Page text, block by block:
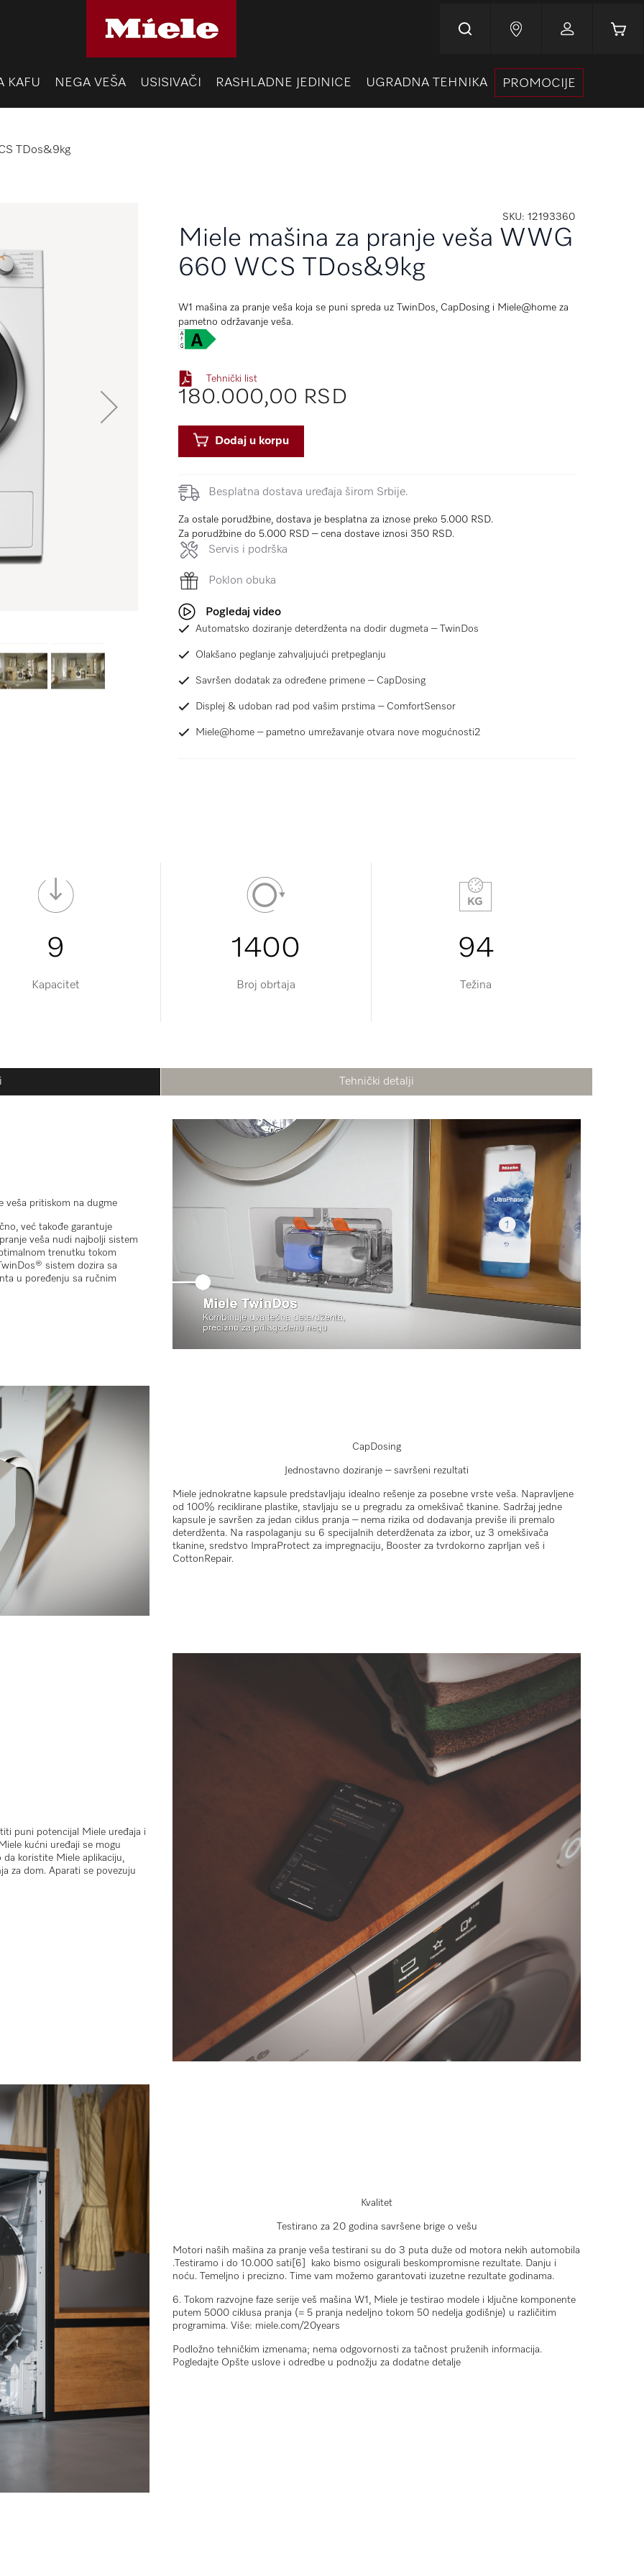
KAFU NEGA VEŠA USISIVAČI RASHLADNE JEDINICE UGRADNA TEHNIKA PROMOCIJE
TDos&9kg
SKU 12193360
Miele mašina za pranje veša WWG
660 WCS TDos&9kg
W1 mašina za pranje veša koja se puni spreda uz TwinDos, CapDosing i Miele@home za
pametno održavanje veša.
Tehnički list
180.000,00 RSD
Dodaj u korpu
Besplatna dostava uređaja širom Srbije.
Za ostale porudžbine, dostava je besplatna za iznose preko 5.000 RSD.
Za porudžbine do 5.000 RSD – cena dostave iznosi 350 RSD.
Servis i podrška
Poklon obuka
Pogledaj video
Automatsko doziranje deterdženta na dodir dugmeta – TwinDos
Olakšano peglanje zahvaljujući pretpeglanju
Savršen dodatak za određene primene – CapDosing
Displej & udoban rad pod vašim prstima – ComfortSensor
Miele@home – pametno umrežavanje otvara nove mogućnosti2
9
Kapacitet
1400
Broj obrtaja
94
Težina
Tehnički detalji
veša pritiskom na dugme
već takođe garantuje
veša nudi najbolji sistem
trenutku tokom
sistem dozira sa
u poređenju sa ručnim
CapDosing
Jednostavno doziranje – savršeni rezultati
Miele jednokratne kapsule predstavljaju idealno rešenje za posebne vrste veša. Napravljene
od 100% reciklirane plastike, stavljaju se u pregradu za omekšivač tkanine. Sadržaj jedne
kapsule je savršen za jedan ciklus pranja – nema rizika od dodavanja previše ili premalo
deterdženta. Na raspolaganju su 6 specijalnih deterdženata za izbor, uz 3 omekšivača
tkanine, sredstvo ImpraProtect za impregnaciju, Booster za tvrdokorno zaprljan veš i
CottonRepair.
puni potencijal Miele uređaja i
kućni uređaji se mogu
koristite Miele aplikaciju,
za dom. Aparati se povezuju
Kvalitet
Testirano za 20 godina savršene brige o vešu
Motori naših mašina za pranje veša testirani su do 3 puta duže od motora nekih automobila
.Testiramo i do 10.000 sati[6] kako bismo osigurali beskompromisne rezultate. Danju i
noću. Temeljno i precizno. Time vam možemo garantovati izuzetne rezultate godinama.
6. Tokom razvojne faze serije veš mašina W1, Miele je testirao modele i ključne komponente
putem 5000 ciklusa pranja (= 5 pranja nedeljno tokom 50 nedelja godišnje) u različitim
programima. Više: miele.com/20years
Podložno tehničkim izmenama; nema odgovornosti za tačnost pruženih informacija.
Pogledajte Opšte uslove i odredbe u podnožju za dodatne detalje